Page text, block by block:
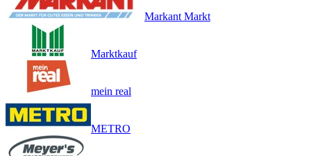
Markant Markt
Marktkauf
mein real
METRO